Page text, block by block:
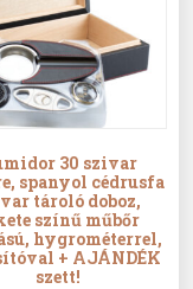
30 szivar
spanyol cédrusfa
tároló doboz,
színű műbőr
hygrométerrel,
+ AJÁNDÉK
szett!